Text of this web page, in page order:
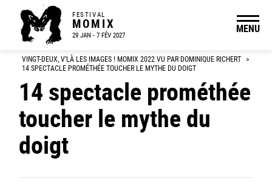
FESTIVAL
MOMIX
29 JAN - 7 FÉV 2027
MENU
VINGT-DEUX, V’LÀ LES IMAGES ! MOMIX 2022 VU PAR DOMINIQUE RICHERT >
14 SPECTACLE PROMÉTHÉE TOUCHER LE MYTHE DU DOIGT
14 spectacle prométhée
toucher le mythe du
doigt